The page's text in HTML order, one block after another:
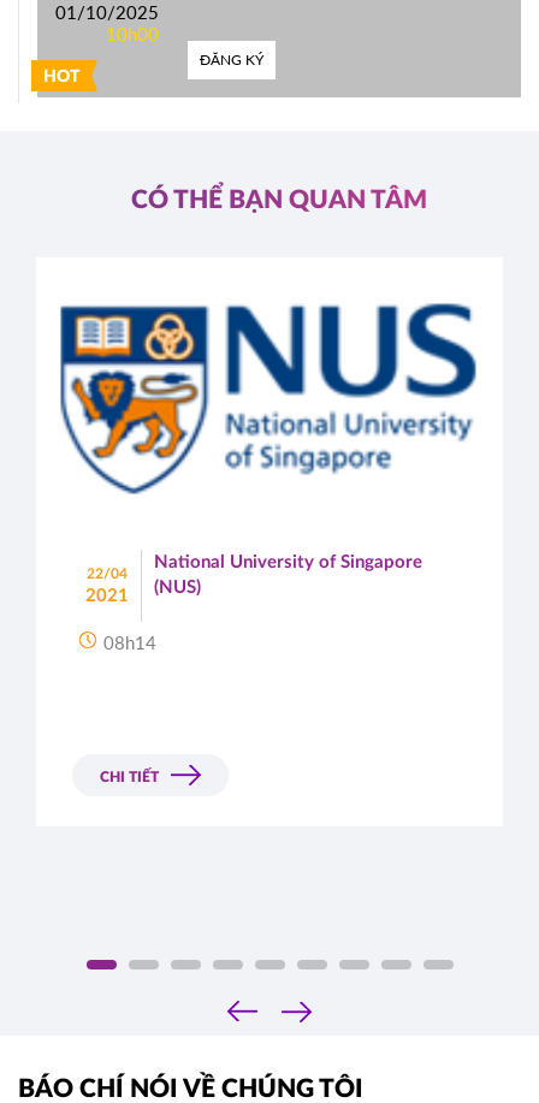
HOT
01/10/2025
10h00
ĐĂNG KÝ
CÓ THỂ BẠN QUAN TÂM
22/04
2021
National University of Singapore
(NUS)
08h14
CHI TIẾT
‹
›
BÁO CHÍ NÓI VỀ CHÚNG TÔI